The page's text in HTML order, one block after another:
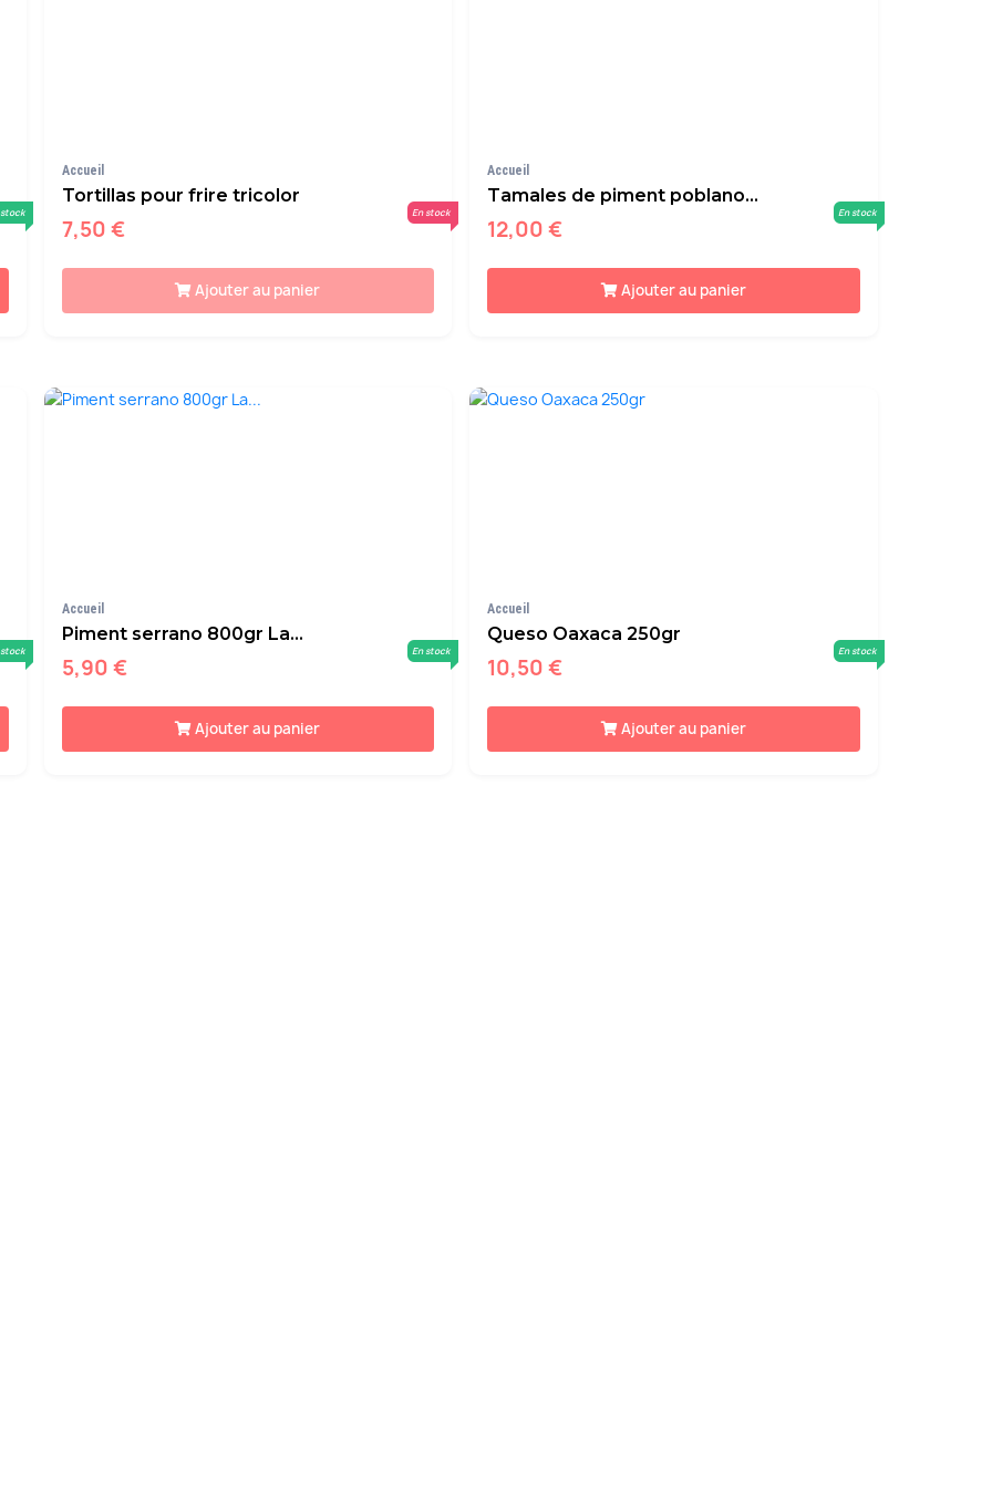
Accueil
Tortillas pour frire tricolor
7,50 €
En stock
Ajouter au panier
Accueil
Tamales de piment poblano...
12,00 €
En stock
Ajouter au panier
Accueil
Piment serrano 800gr La...
5,90 €
En stock
Ajouter au panier
Accueil
Queso Oaxaca 250gr
10,50 €
En stock
Ajouter au panier